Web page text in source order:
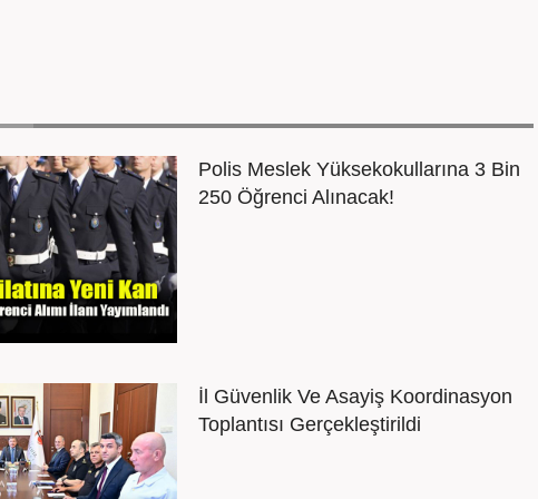
Polis Meslek Yüksekokullarına 3 Bin
250 Öğrenci Alınacak!
İl Güvenlik Ve Asayiş Koordinasyon
Toplantısı Gerçekleştirildi